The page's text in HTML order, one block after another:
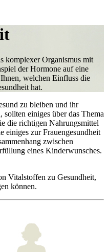
komplexer Organismus mit
der Hormone auf eine
welchen Einfluss die
hat.
zu bleiben und ihr
einiges über das Thema
die richtigen Nahrungsmittel
einiges zur Frauengesundheit
zwischen
eines Kinderwunsches.
Vitalstoffen zu Gesundheit,
können.